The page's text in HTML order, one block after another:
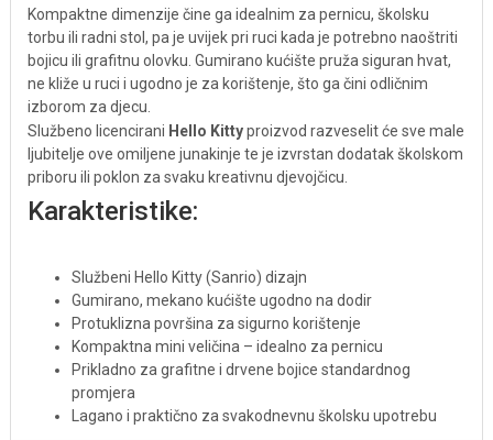
Kompaktne dimenzije čine ga idealnim za pernicu, školsku
torbu ili radni stol, pa je uvijek pri ruci kada je potrebno naoštriti
bojicu ili grafitnu olovku. Gumirano kućište pruža siguran hvat,
ne kliže u ruci i ugodno je za korištenje, što ga čini odličnim
izborom za djecu.
Službeno licencirani Hello Kittyproizvod razveselit će sve male
ljubitelje ove omiljene junakinje te je izvrstan dodatak školskom
priboru ili poklon za svaku kreativnu djevojčicu.
Karakteristike:
Službeni Hello Kitty (Sanrio) dizajn
Gumirano, mekano kućište ugodno na dodir
Protuklizna površina za sigurno korištenje
Kompaktna mini veličina – idealno za pernicu
Prikladno za grafitne i drvene bojice standardnog
promjera
Lagano i praktično za svakodnevnu školsku upotrebu